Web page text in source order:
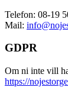
Telefon: 08-19
Mail:
GDPR
Om ni inte vill
https://